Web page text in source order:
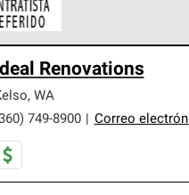
altos estándares y
Ideal Renovations
, WA
749-8900
Correo